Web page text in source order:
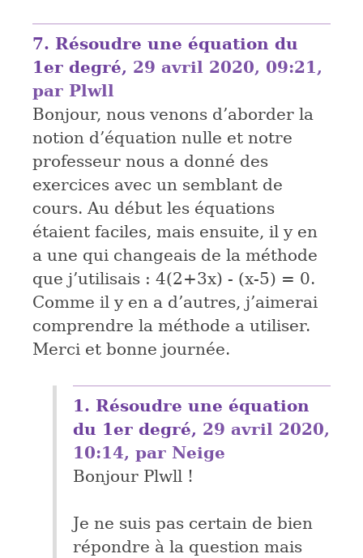
7. Résoudre une équation du
1er degré, 29 avril 2020, 09:21,
par Plwll
Bonjour, nous venons d’aborder la
notion d’équation nulle et notre
professeur nous a donné des
exercices avec un semblant de
cours. Au début les équations
étaient faciles, mais ensuite, il y en
a une qui changeais de la méthode
que j’utilisais : 4(2+3x) - (x-5) = 0.
Comme il y en a d’autres, j’aimerai
comprendre la méthode a utiliser.
Merci et bonne journée.
1. Résoudre une équation
du 1er degré, 29 avril 2020,
10:14, par Neige
Bonjour Plwll !
Je ne suis pas certain de bien
répondre à la question mais